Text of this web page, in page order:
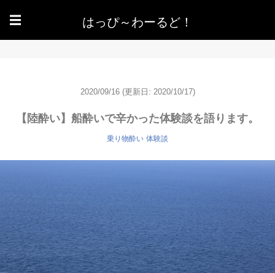
☰ はっぴ～わーるど！
2020/09/16 (更新日: 2020/10/17)
【陸酔い】船酔いで辛かった体験談を語ります。
乗り物酔い 体験談